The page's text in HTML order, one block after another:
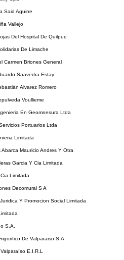
Said Aguirre
Vallejo
Del Hospital De Quilpue
De Limache
Carmen Briones General
Saavedra Estay
Alvarez Romero
Voullieme
En Geomnesura Ltda
Portuarios Ltda
Limitada
Abarca Mauricio Andres Y Otra
Garcia Y Cia Limitada
Limitada
Decomural S A
Y Promocion Social Limitada
S.A.
De Valparaiso S.A
E.I.R.L